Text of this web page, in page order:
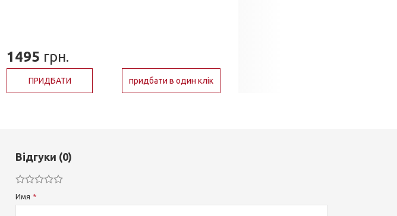
1495 грн.
ПРИДБАТИ придбати в один клік
Відгуки (0)
Имя